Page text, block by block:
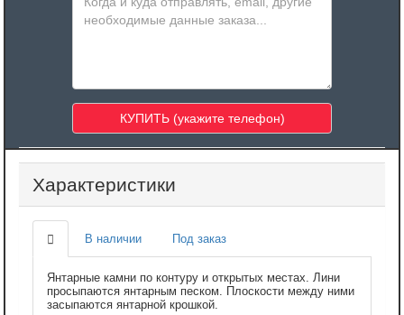
Характеристики
В наличии Под заказ
Янтарные камни по контуру и открытых местах. Лини
просыпаются янтарным песком. Плоскости между ними
засыпаются янтарной крошкой.